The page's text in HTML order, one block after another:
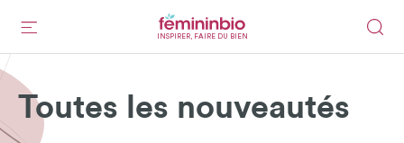
INSPIRER, FAIRE DU BIEN
Toutes les nouveautés